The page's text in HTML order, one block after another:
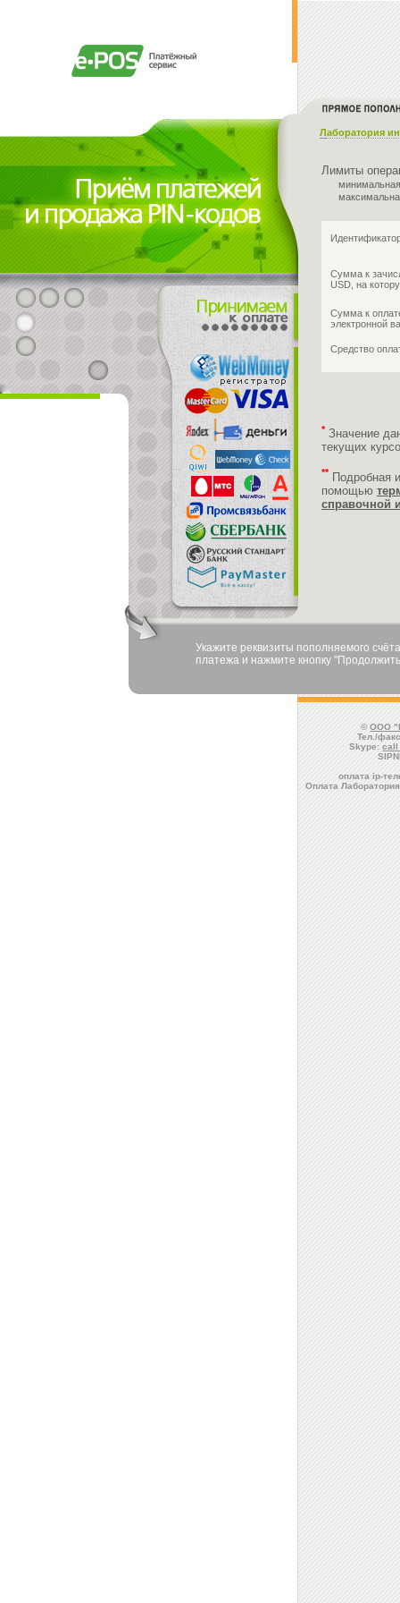
Лаборатория
Лимиты
Сумма к
USD, на
Сумма к
электронной
Средство
* Значение
текущих
** Подробная
помощью
справочной
Укажите реквизиты пополняемого
платежа и нажмите кнопку
©ООО
Тел./
Skype:
оплата ip-
Оплата